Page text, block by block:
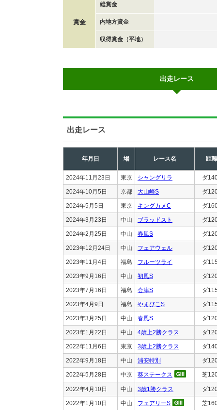
賞金
総賞金
内地方賞金
収得賞金（平地）
出走レース
出走レース
年月日 場 レース名 距離
2024年11月23日 東京 シャングリラ ダ
2024年10月5日 京都 大山崎S ダ
2024年5月5日 東京 キングカメC ダ
2024年3月23日 中山 ブラッドスト ダ
2024年2月25日 中山 春風S ダ
2023年12月24日 中山 フェアウェル ダ
2023年11月4日 福島 フルーツライ ダ
2023年9月16日 中山 初風S ダ
2023年7月16日 福島 会津S ダ
2023年4月9日 福島 やまびこS ダ
2023年3月25日 中山 春風S ダ
2023年1月22日 中山 4歳上2勝クラス ダ
2022年11月6日 東京 3歳上2勝クラス ダ
2022年9月18日 中山 浦安特別 ダ
2022年5月28日 中京 葵ステークス 芝
2022年4月10日 中山 3歳1勝クラス ダ
2022年1月10日 中山 フェアリーS 芝